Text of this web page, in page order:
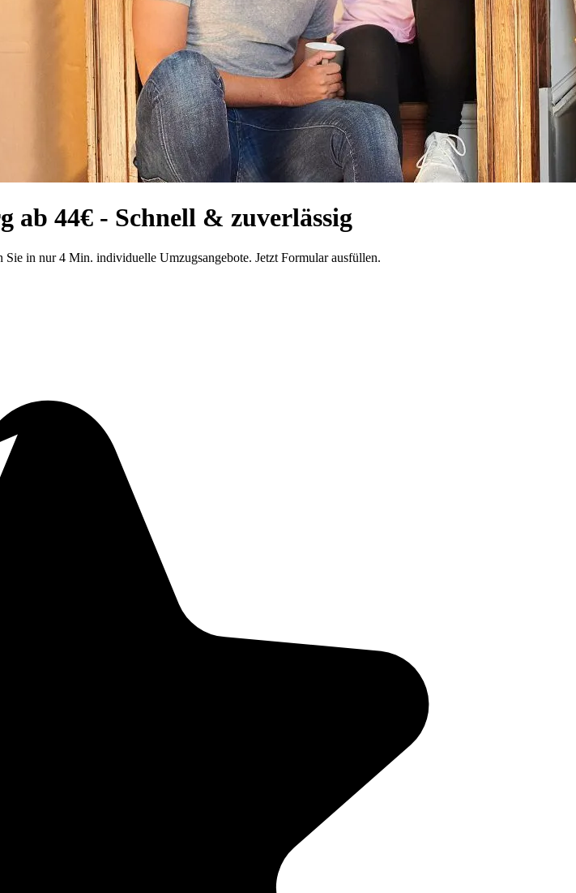
ab 44€ - Schnell & zuverlässig
in nur 4 Min. individuelle Umzugsangebote. Jetzt Formular ausfüllen.